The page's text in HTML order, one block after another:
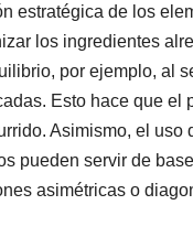
estratégica de los
los ingredientes
por ejemplo, al
Esto hace que el
Asimismo, el uso
pueden servir de
asimétricas o